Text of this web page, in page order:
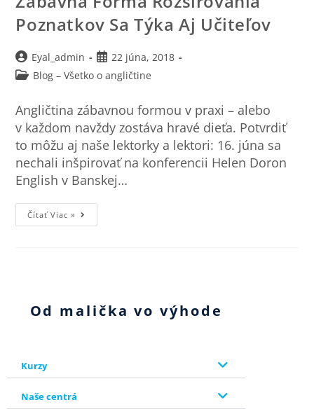
Poznatkov Sa Týka Aj Učiteľov
Eyal_admin
22 júna, 2018
Blog – Všetko o angličtine
Angličtina zábavnou formou v praxi – alebo
v každom navždy zostáva hravé dieťa. Potvrdiť
to môžu aj naše lektorky a lektori: 16. júna sa
nechali inšpirovať na konferencii Helen Doron
English v Banskej…
Čítať Viac »
Od malička vo výhode
Kurzy
Naše centrá